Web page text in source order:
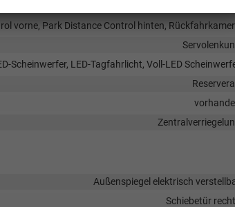
vorne, Park Distance Control hinten,
Scheinwerfer, LED-Tagfahrlicht, Voll-LED
Außenspiegel elektrisch
Schiebetür